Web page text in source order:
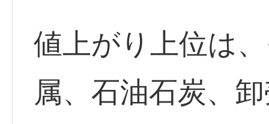
値上がり上位は
属、石油石炭、